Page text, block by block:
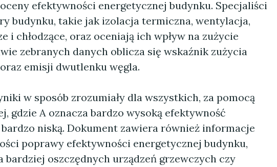
efektywności energetycznej budynku. Specjaliści
budynku, takie jak izolacja termiczna, wentylacja,
i chłodzące, oraz oceniają ich wpływ na zużycie
zebranych danych oblicza się wskaźnik zużycia
emisji dwutlenku węgla.
w sposób zrozumiały dla wszystkich, za pomocą
gdzie A oznacza bardzo wysoką efektywność
bardzo niską. Dokument zawiera również informacje
poprawy efektywności energetycznej budynku,
bardziej oszczędnych urządzeń grzewczych czy